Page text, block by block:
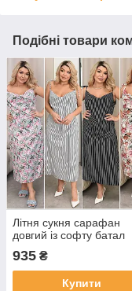
Подібні товари
Літня сукня сарафан
довгий із софту батал
935 ₴
Купити